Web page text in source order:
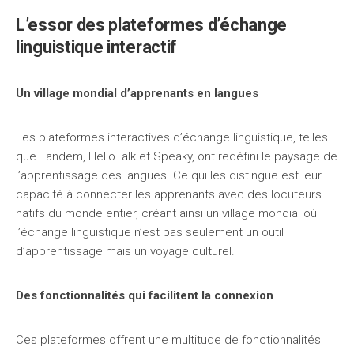
L’essor des plateformes d’échange
linguistique interactif
Un village mondial d’apprenants en langues
Les plateformes interactives d’échange linguistique, telles
que Tandem, HelloTalk et Speaky, ont redéfini le paysage de
l’apprentissage des langues. Ce qui les distingue est leur
capacité à connecter les apprenants avec des locuteurs
natifs du monde entier, créant ainsi un village mondial où
l’échange linguistique n’est pas seulement un outil
d’apprentissage mais un voyage culturel.
Des fonctionnalités qui facilitent la connexion
Ces plateformes offrent une multitude de fonctionnalités